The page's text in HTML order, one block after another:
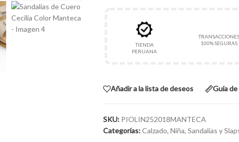
TIENDA
PERUANA
TRANSACCIONES
100% SEGURAS
Añadir a la lista de deseos Guía
SKU: PIOLIN252018MANTECA
Categorías:Calzado, Niña, Sandalias y